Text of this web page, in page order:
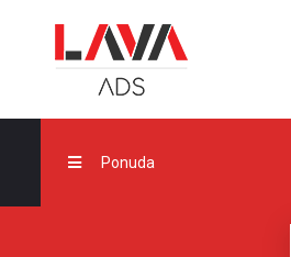
Ponuda